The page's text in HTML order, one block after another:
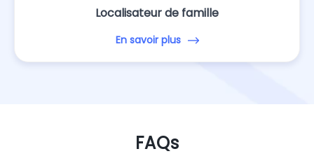
Localisateur de famille
En savoir plus
FAQs